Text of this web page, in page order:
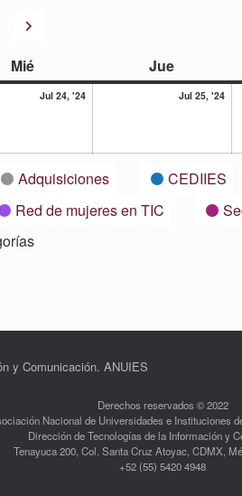
Siguiente
Miémiércoles Juejueves
Jul 24, '2424
Jul 25, '2425
Adquisiciones CEDIIES
Red de mujeres en TIC
y Comunicación. ANUIES
Derechos reservados © 2022
Nacional de Universidades e Instituciones
Dirección de Tecnologías de la Información y
Tenayuca 200, Col. Santa Cruz Atoyac, CDMX,
+52 (55) 5420 4948